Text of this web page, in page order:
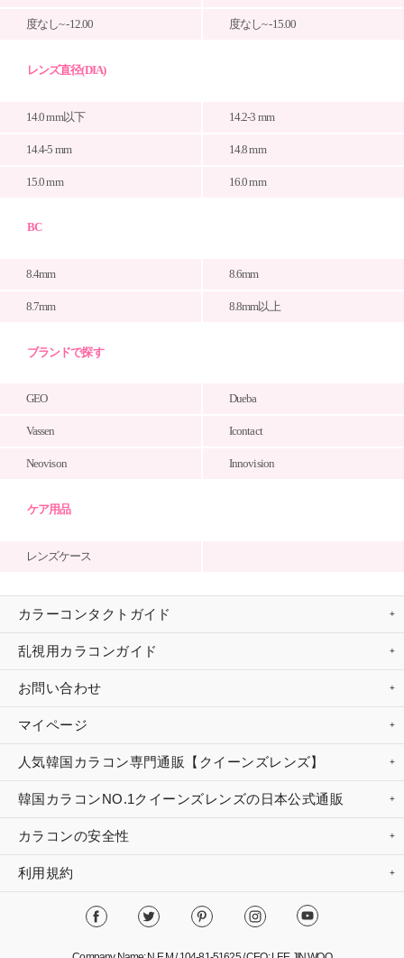
度なし~ -12.00 度なし~ -15.00
レンズ直径(DIA)
14.0 mm以下 14.2-3 mm
14.4-5 mm 14.8 mm
15.0 mm 16.0 mm
BC
8.4mm 8.6mm
8.7mm 8.8mm以上
ブランドで探す
GEO Dueba
Vassen Icontact
Neovison Innovision
ケア用品
レンズケース
カラーコンタクトガイド
乱視用カラコンガイド
お問い合わせ
マイページ
人気韓国カラコン専門通販【クイーンズレンズ】
韓国カラコンNO.1クイーンズレンズの日本公式通販
カラコンの安全性
利用規約